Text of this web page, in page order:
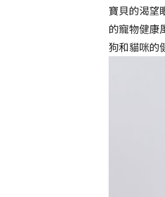
寶貝的渴望
的寵物健康
狗和貓咪的